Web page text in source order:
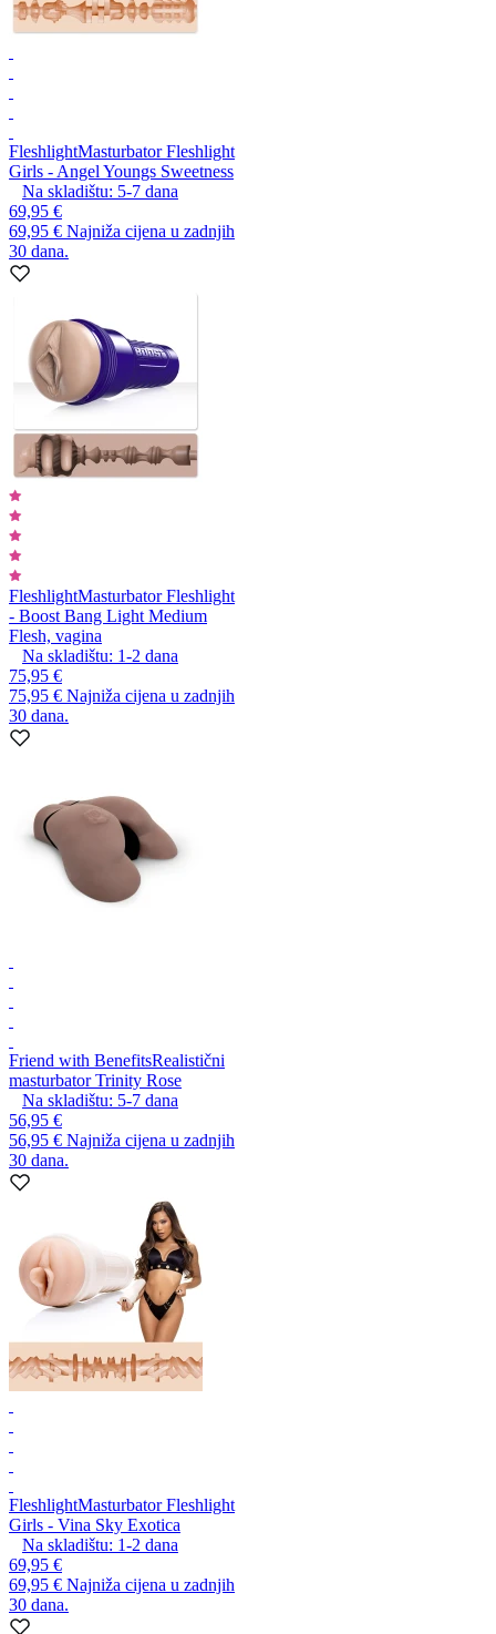
FleshlightMasturbator Fleshlight
Girls - Angel Youngs Sweetness
Na skladištu: 5-7 dana
69,95 €
69,95 € Najniža cijena u zadnjih
30 dana.
FleshlightMasturbator Fleshlight
- Boost Bang Light Medium
Flesh, vagina
Na skladištu: 1-2 dana
75,95 €
75,95 € Najniža cijena u zadnjih
30 dana.
Friend with BenefitsRealistični
masturbator Trinity Rose
Na skladištu: 5-7 dana
56,95 €
56,95 € Najniža cijena u zadnjih
30 dana.
FleshlightMasturbator Fleshlight
Girls - Vina Sky Exotica
Na skladištu: 1-2 dana
69,95 €
69,95 € Najniža cijena u zadnjih
30 dana.